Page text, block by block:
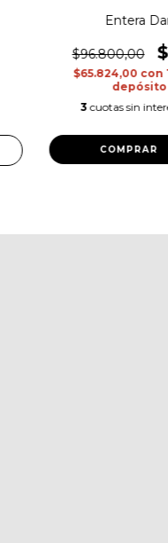
Entera
$96.800,00
$65.824,00 con
3 cuotas sin
COMPRAR